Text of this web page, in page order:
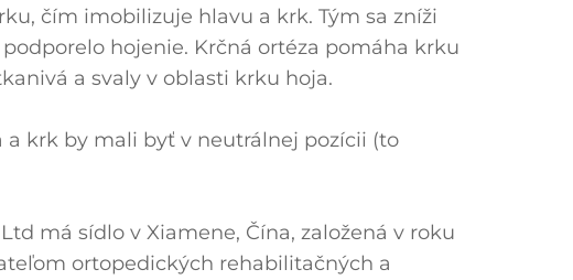
čím imobilizuje hlavu a krk. Tým sa zníži
hojenie. Krčná ortéza pomáha krku
a svaly v oblasti krku hoja.
a krk by mali byť v neutrálnej pozícii (to
má sídlo v Xiamene, Čína, založená v roku
ortopedických rehabilitačných a